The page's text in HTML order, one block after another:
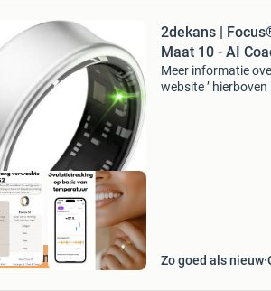
Duurzame Deal
2dekans |
Maat 10 - AI
Meer informatie
website ’
Zo goed als nieuw